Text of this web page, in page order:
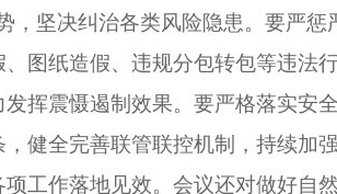
，坚决纠治各类风险隐患。要严
、图纸造假、违规分包转包等违法
发挥震慑遏制效果。要严格落实安
，健全完善联管联控机制，持续加
项工作落地见效。会议还对做好自